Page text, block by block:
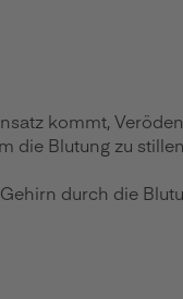
kommt,
die Blutung zu
durch die